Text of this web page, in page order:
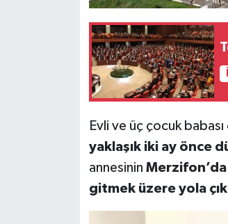
Evli ve üç çocuk
yaklaşık iki ay önce
annesinin
gitmek üzere yola